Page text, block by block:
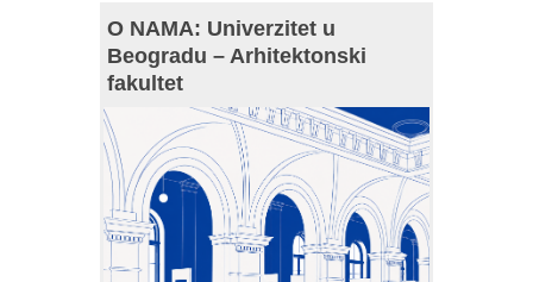
O NAMA: Univerzitet u
Beogradu – Arhitektonski
fakultet